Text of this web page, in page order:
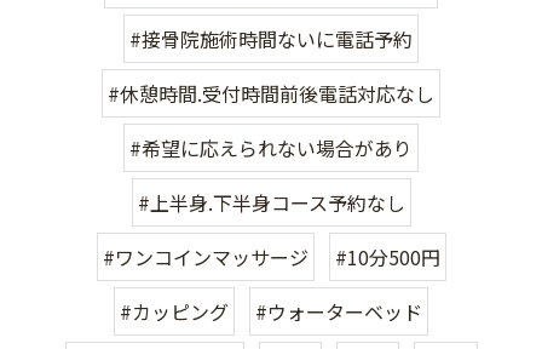
#接骨院施術時間ないに電話予約
#休憩時間.受付時間前後電話対応なし
#希望に応えられない場合があり
#上半身.下半身コース予約なし
#ワンコインマッサージ
#10分500円
#カッピング
#ウォーターベッド